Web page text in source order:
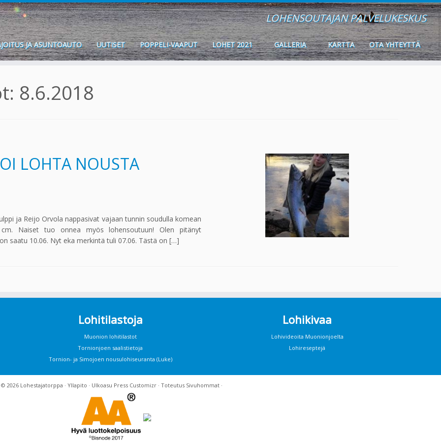
LOHENSOUTAJAN PALVELUKESKUS
JA ASUNTOAUTO UUTISET POPPELI-VAAPUT LOHET 2021 GALLERIA KARTTA OTA YHTEYTTÄ
8.6.2018
LOHTA NOUSTA
ja Reijo Orvola nappasivat vajaan tunnin soudulla komean
Naiset tuo onnea myös lohensoutuun! Olen pitänyt
saatu 10.06. Nyt eka merkintä tuli 07.06. Tästä on […]
Lohitilastoja
Muonion lohitilastot
Tornionjoen saalistietoja
Tornion- ja Simojoen nousulohiseuranta (Luke)
Lohikivaa
Lohivideoita Muonionjoelta
Lohireseptejä
© 2026 Lohestajatorppa · Yllapito · Ulkoasu Press Customizr · Toteutus Sivuhommat ·